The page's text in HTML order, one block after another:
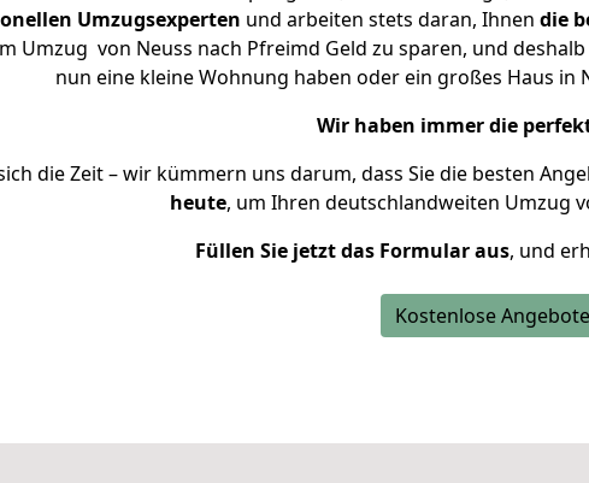
Umzugsexperten und arbeiten stets daran, Ihnen die
Umzug von Neuss nach Pfreimd Geld zu sparen, und
nun eine kleine Wohnung haben oder ein großes Haus in
Wir haben immer die
die Zeit – wir kümmern uns darum, dass Sie die besten
heute, um Ihren deutschlandweiten Umzug
Füllen Sie jetzt das Formular aus, und
Kostenlose